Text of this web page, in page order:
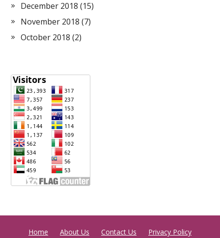
December 2018 (15)
November 2018 (7)
October 2018 (2)
Home About Us Contact Us Privacy Policy